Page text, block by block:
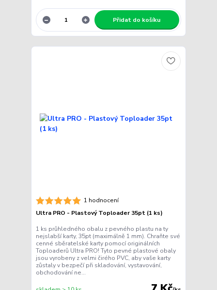
Přidat do košíku
1 hodnocení
Ultra PRO - Plastový Toploader 35pt (1 ks)
1 ks průhledného obalu z pevného plastu na ty
nejslabší karty, 35pt (maximálně 1 mm). Chraňte své
cenné sběratelské karty pomocí originálních
Toploaderů Ultra PRO! Tyto pevné plastové obaly
jsou vyrobeny z velmi čirého PVC, aby vaše karty
zůstaly v bezpečí při skladování, vystavování,
obchodování ne...